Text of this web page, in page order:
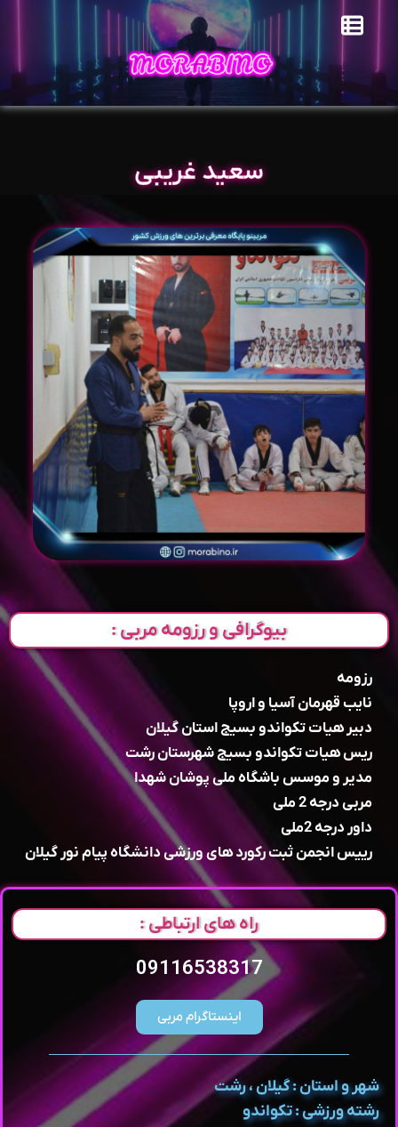
سعید غریبی
بیوگرافی و رزومه مربی :
رزومه
نایب قهرمان آسیا و اروپا
دبیر هیات تکواندو بسیج استان گیلان
ریس هیات تکواندو بسیج شهرستان رشت
مدیر و موسس باشگاه ملی پوشان شهدا
مربی درجه 2 ملی
داور درجه 2ملی
رییس انجمن ثبت رکورد های ورزشی دانشگاه‌ پیام نور گیلان
راه های ارتباطی :
09116538317
اینستاگرام مربی
شهر و استان : گیلان ، رشت
رشته ورزشی : تکواندو